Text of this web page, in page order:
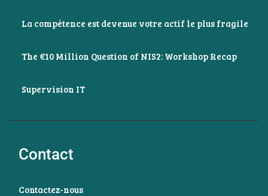
La compétence est devenue votre actif le plus fragile
The €10 Million Question of NIS2: Workshop Recap
Supervision IT
Contact
Contactez-nous